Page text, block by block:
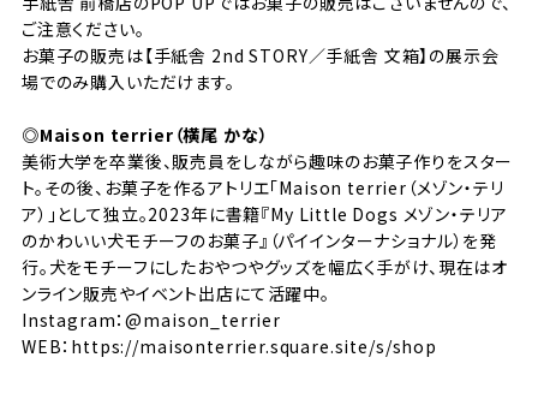
ご注意ください。
お菓子の販売は【手紙舎 2nd STORY／手紙舎 文箱】の展示会
場でのみ購入いただけます。
◎Maison terrier（横尾 かな）
美術大学を卒業後、販売員をしながら趣味のお菓子作りをスター
ト。その後、お菓子を作るアトリエ「Maison terrier（メゾン・テリ
ア）」として独立。2023年に書籍『My Little Dogs メゾン・テリア
のかわいい犬モチーフのお菓子』（パイインターナショナル）を発
行。犬をモチーフにしたおやつやグッズを幅広く手がけ、現在はオ
ンライン販売やイベント出店にて活躍中。
Instagram：@maison_terrier
WEB： https://maisonterrier.square.site/s/shop